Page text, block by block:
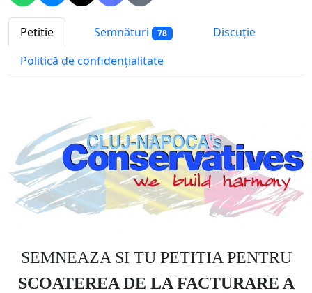
Petitie Semnături 78
Discuție
Politică de confidențialitate
SEMNEAZA SI TU PETITIA PENTRU
SCOATEREA DE LA FACTURARE A